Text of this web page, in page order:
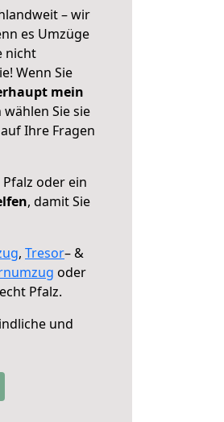
– wir
es Umzüge
nicht
Wenn Sie
mein
Sie sie
Ihre Fragen
oder ein
, damit Sie
, Tresor– &
oder
Pfalz.
und